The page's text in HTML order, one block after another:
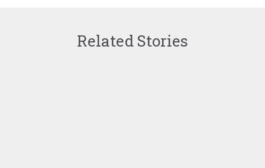
Related Stories